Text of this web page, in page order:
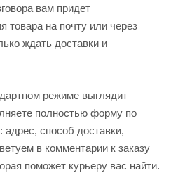
вам придет
товара на почту или через
ждать доставки и
режиме выглядит
полностью форму по
способ доставки,
в комментарии к заказу
поможет курьеру вас найти.